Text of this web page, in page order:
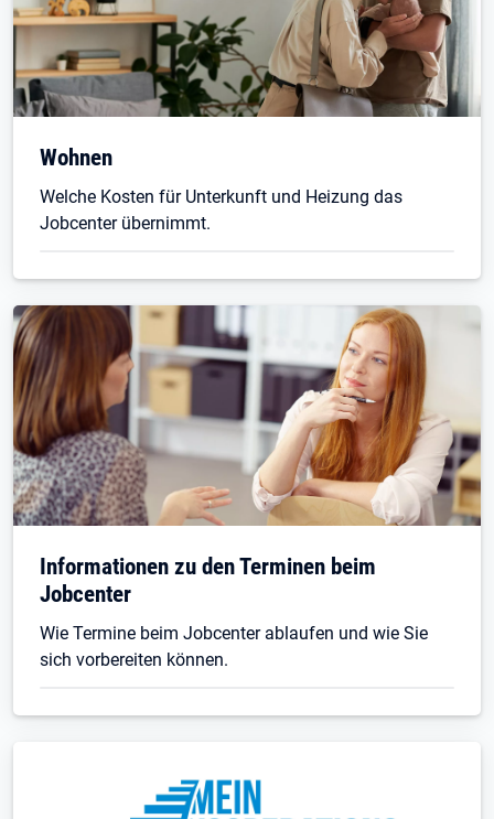
Wohnen
Welche Kosten für Unterkunft und Heizung das
Jobcenter übernimmt.
Informationen zu den Terminen beim
Jobcenter
Wie Termine beim Jobcenter ablaufen und wie Sie
sich vorbereiten können.